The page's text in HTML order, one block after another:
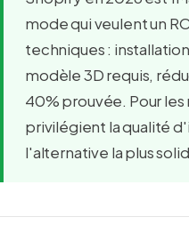
mode qui veulent un
techniques :
modèle 3D requis,
40% prouvée. Pour
privilégient la qualité
l'alternative la plus